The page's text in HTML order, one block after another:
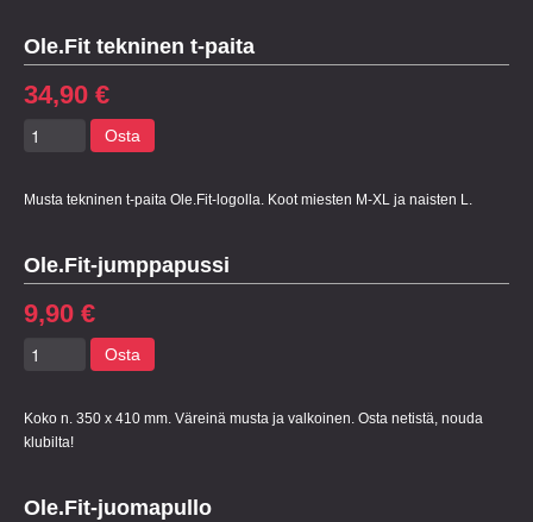
Ole.Fit tekninen t-paita
Musta tekninen t-paita Ole.Fit-logolla. Koot miesten M-XL ja naisten L.
34,90 €
Osta
Ole.Fit-jumppapussi
Koko n. 350 x 410 mm. Väreinä musta ja valkoinen. Osta netistä, nouda
klubilta!
9,90 €
Osta
Ole.Fit-juomapullo